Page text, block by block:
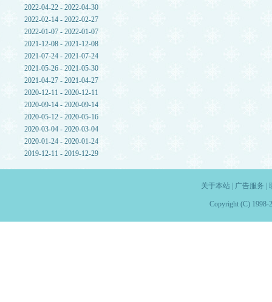
2022-04-22 - 2022-04-30
2022-02-14 - 2022-02-27
2022-01-07 - 2022-01-07
2021-12-08 - 2021-12-08
2021-07-24 - 2021-07-24
2021-05-26 - 2021-05-30
2021-04-27 - 2021-04-27
2020-12-11 - 2020-12-11
2020-09-14 - 2020-09-14
2020-05-12 - 2020-05-16
2020-03-04 - 2020-03-04
2020-01-24 - 2020-01-24
2019-12-11 - 2019-12-29
关于本站| 广告服务
Copyright (C) 1998-